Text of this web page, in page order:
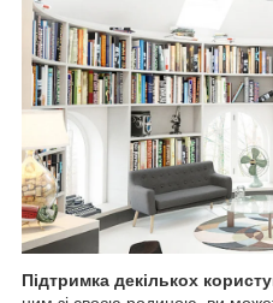
Підтримка декількох